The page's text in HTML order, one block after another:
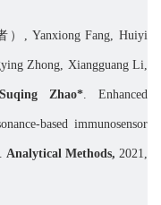
） , Yanxiong Fang, Huiyi
Zhong, Xiangguang Li,
Suqing Zhao*. Enhanced
based immunosensor
Analytical Methods, 2021,